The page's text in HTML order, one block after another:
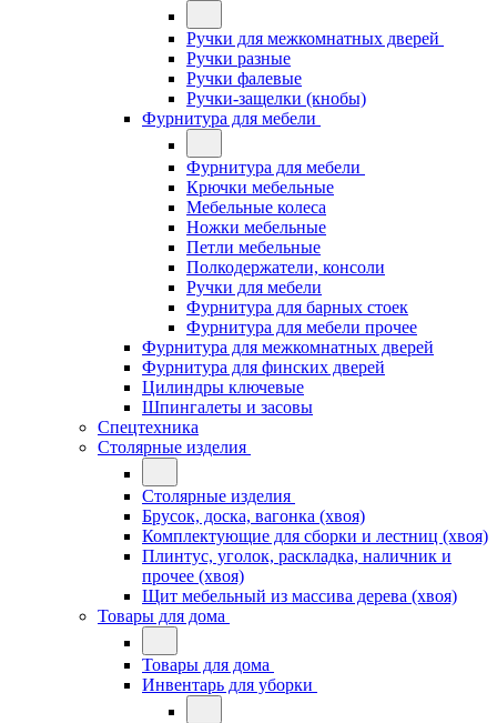
Ручки для межкомнатных дверей
Ручки разные
Ручки фалевые
Ручки-защелки (кнобы)
Фурнитура для мебели
Фурнитура для мебели
Крючки мебельные
Мебельные колеса
Ножки мебельные
Петли мебельные
Полкодержатели, консоли
Ручки для мебели
Фурнитура для барных стоек
Фурнитура для мебели прочее
Фурнитура для межкомнатных дверей
Фурнитура для финских дверей
Цилиндры ключевые
Шпингалеты и засовы
Спецтехника
Столярные изделия
Столярные изделия
Брусок, доска, вагонка (хвоя)
Комплектующие для сборки и лестниц (хвоя)
Плинтус, уголок, раскладка, наличник и
прочее (хвоя)
Щит мебельный из массива дерева (хвоя)
Товары для дома
Товары для дома
Инвентарь для уборки